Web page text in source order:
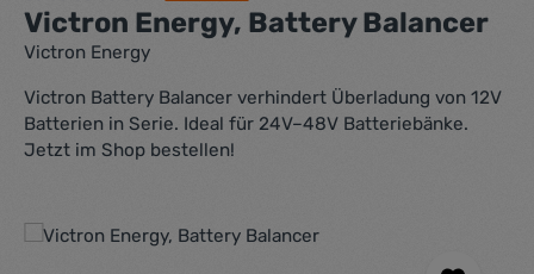
Durchschnittliche Bewertung von 0 von 5 Sternen
Victron Energy, Battery Balancer
Victron Energy
Victron Battery Balancer verhindert Überladung von 12V
Batterien in Serie. Ideal für 24V–48V Batteriebänke.
Jetzt im Shop bestellen!
Bildergalerie überspringen